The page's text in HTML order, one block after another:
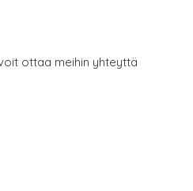
ottaa meihin yhteyttä